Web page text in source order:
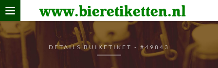
www.bieretiketten.nl
Home
verzamelen
De bierkaart
DETAILS BUIKETIKET - #49843